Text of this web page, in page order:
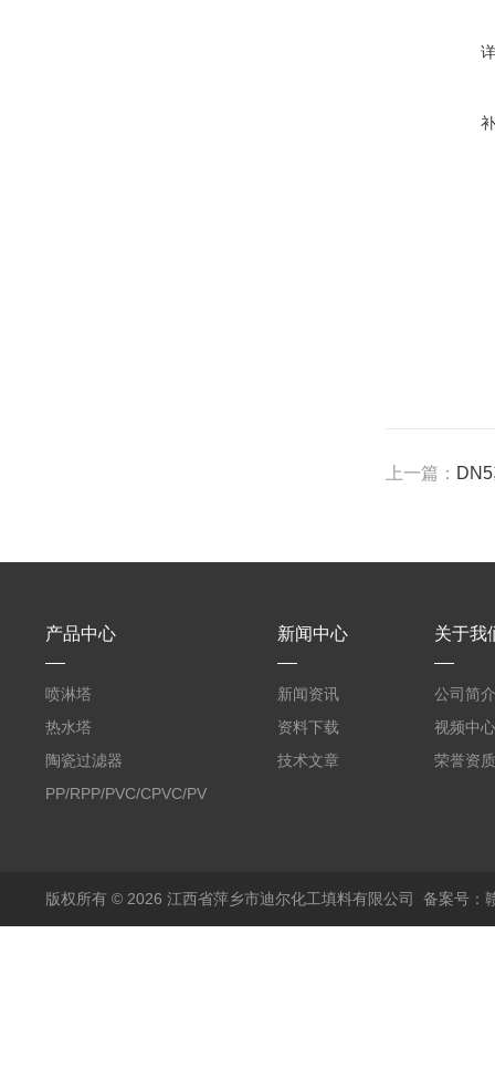
上一篇：
产品中心
喷淋塔
热水塔
陶瓷过滤器
PP/RPP/PVC/CPVC/PVDF
新闻中心
新闻资讯
资料下载
技术文章
关于我
公司简介
视频中心
荣誉资质
版权所有 © 2026 江西省萍乡市迪尔化工填料有限公司 备案号：